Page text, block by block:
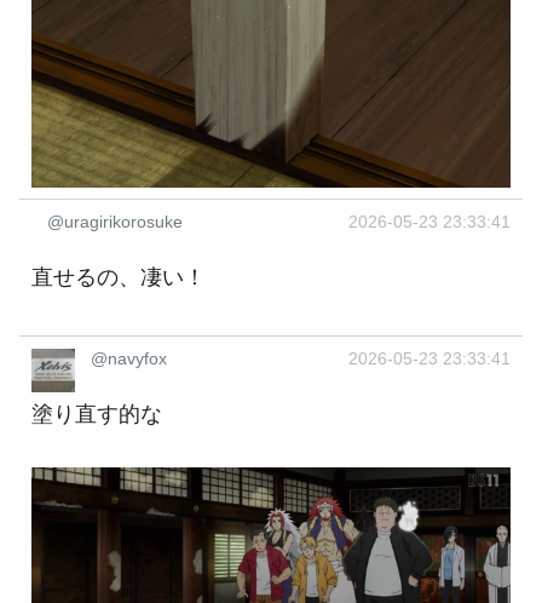
@uragirikorosuke 2026-05-23 23:33:41
直せるの、凄い！
@navyfox 2026-05-23 23:33:41
塗り直す的な